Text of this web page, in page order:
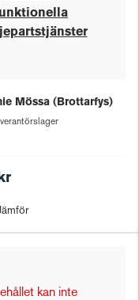
Mössa (Brottarfys)
kan inte